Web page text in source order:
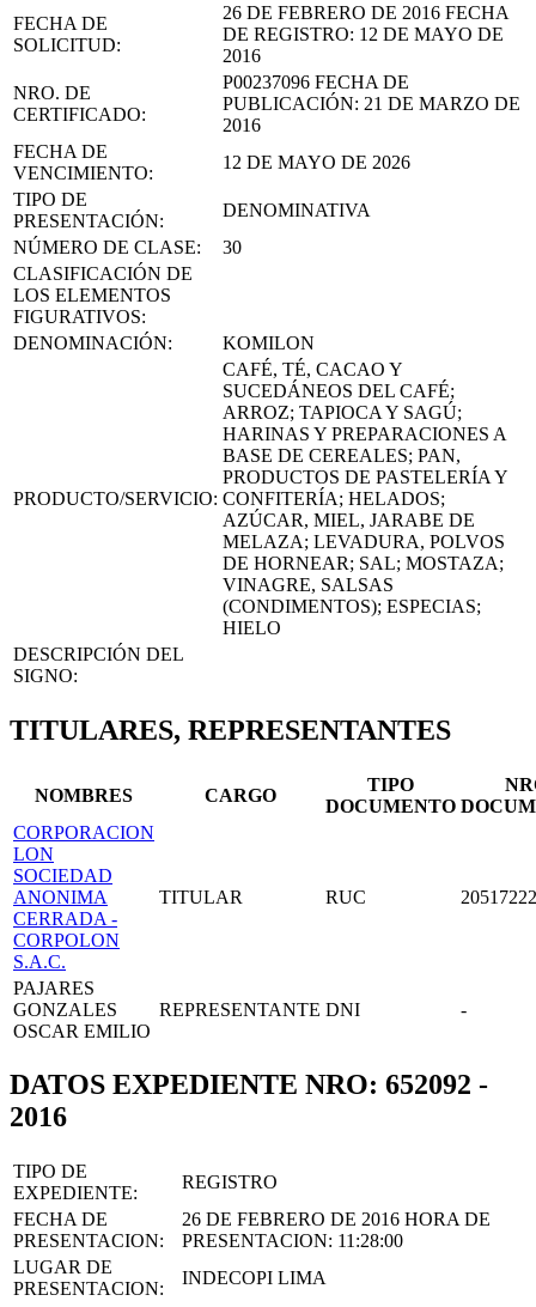
FECHA DE
SOLICITUD:
26 DE FEBRERO DE 2016 FECHA
DE REGISTRO: 12 DE MAYO DE
2016
NRO. DE
CERTIFICADO:
P00237096 FECHA DE
PUBLICACIÓN: 21 DE MARZO DE
2016
FECHA DE
VENCIMIENTO:
12 DE MAYO DE 2026
TIPO DE
PRESENTACIÓN:
DENOMINATIVA
NÚMERO DE CLASE:
30
CLASIFICACIÓN DE
LOS ELEMENTOS
FIGURATIVOS:
DENOMINACIÓN:
KOMILON
PRODUCTO/SERVICIO:
CAFÉ, TÉ, CACAO Y
SUCEDÁNEOS DEL CAFÉ;
ARROZ; TAPIOCA Y SAGÚ;
HARINAS Y PREPARACIONES A
BASE DE CEREALES; PAN,
PRODUCTOS DE PASTELERÍA Y
CONFITERÍA; HELADOS;
AZÚCAR, MIEL, JARABE DE
MELAZA; LEVADURA, POLVOS
DE HORNEAR; SAL; MOSTAZA;
VINAGRE, SALSAS
(CONDIMENTOS); ESPECIAS;
HIELO
DESCRIPCIÓN DEL
SIGNO:
TITULARES, REPRESENTANTES
NOMBRES CARGO
TIPO
DOCUMENTO
CORPORACION
LON
SOCIEDAD
ANONIMA
CERRADA -
CORPOLON
S.A.C.
TITULAR RUC
PAJARES
GONZALES
OSCAR EMILIO
REPRESENTANTE DNI -
DATOS EXPEDIENTE NRO: 652092 -
2016
TIPO DE
EXPEDIENTE:
REGISTRO
FECHA DE
PRESENTACION:
26 DE FEBRERO DE 2016 HORA DE
PRESENTACION: 11:28:00
LUGAR DE
PRESENTACION:
INDECOPI LIMA